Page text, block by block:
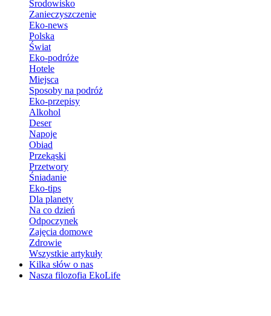
Środowisko
Zanieczyszczenie
Eko-news
Polska
Świat
Eko-podróże
Hotele
Miejsca
Sposoby na podróż
Eko-przepisy
Alkohol
Deser
Napoje
Obiad
Przekąski
Przetwory
Śniadanie
Eko-tips
Dla planety
Na co dzień
Odpoczynek
Zajęcia domowe
Zdrowie
Wszystkie artykuły
Kilka słów o nas
Nasza filozofia EkoLife